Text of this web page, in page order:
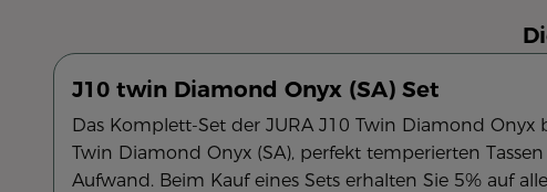
J10 twin Diamond Onyx (SA) Set
Das Komplett-Set der JURA J10 Twin Diamond Onyx
Twin Diamond Onyx (SA), perfekt temperierten
Aufwand. Beim Kauf eines Sets erhalten Sie 5% auf